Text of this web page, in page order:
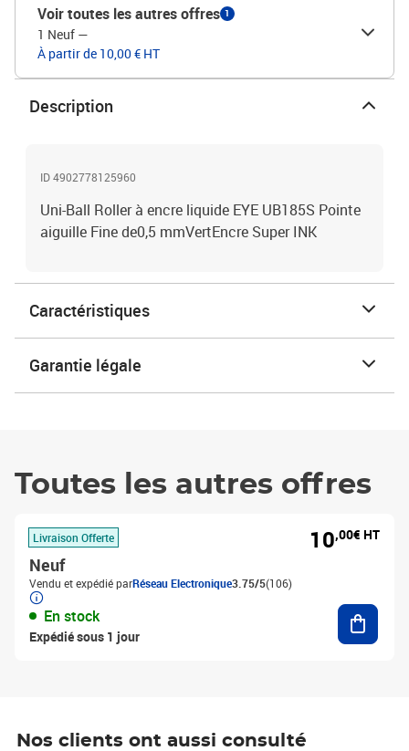
Voir toutes les autres offres 1
1 Neuf —
À partir de 10,00 € HT
Description
ID 4902778125960
Uni-Ball Roller à encre liquide EYE UB185S Pointe
aiguille Fine de0,5 mmVertEncre Super INK
Caractéristiques
Garantie légale
Toutes les autres offres
Livraison Offerte
Neuf
Vendu et expédié parRéseau Electronique3.75/5(106)
En stock
Expédié sous 1 jour
10,00€ HT
Nos clients ont aussi consulté